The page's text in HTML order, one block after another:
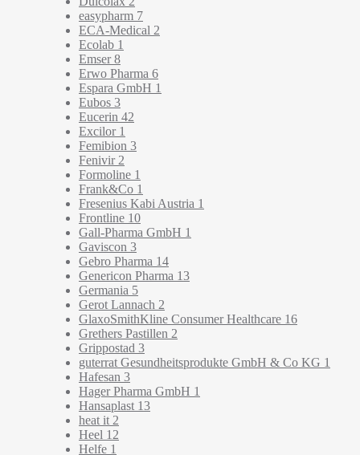
easypharm 7
ECA-Medical 2
Ecolab 1
Emser8
Erwo Pharma 6
Espara GmbH 1
Eubos 3
Eucerin 42
Excilor 1
Femibion 3
Fenivir 2
Formoline 1
Frank&Co 1
Fresenius Kabi Austria 1
Frontline 10
Gall-Pharma GmbH 1
Gaviscon 3
Gebro Pharma 14
Genericon Pharma 13
Germania 5
Gerot Lannach 2
GlaxoSmithKline Consumer Healthcare 16
Grethers Pastillen 2
Grippostad 3
guterrat Gesundheitsprodukte GmbH & Co KG 1
Hafesan 3
Hager Pharma GmbH 1
Hansaplast 13
heat it 2
Heel 12
Helfe 1